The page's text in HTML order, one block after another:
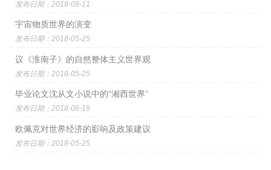
发布日期：2018-08-11
宇宙物质世界的演变
发布日期：2018-05-25
议《淮南子》的自然整体主义世界观
发布日期：2018-05-25
毕业论文沈从文小说中的“湘西世界”
发布日期：2018-06-19
欧佩克对世界经济的影响及政策建议
发布日期：2018-05-25